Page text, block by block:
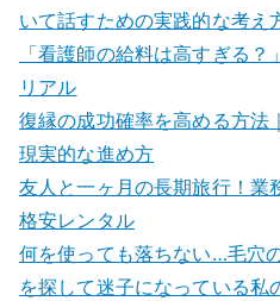
いて話すための実践的な考え
「看護師の給料は高すぎる
リアル
復縁の成功確率を高める方法
現実的な進め方
友人と一ヶ月の長期旅行！業
格安レンタル
何を使っても落ちない…毛穴
を探して迷子になっている私